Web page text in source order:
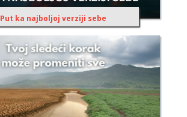
Put ka najboljoj verziji sebe